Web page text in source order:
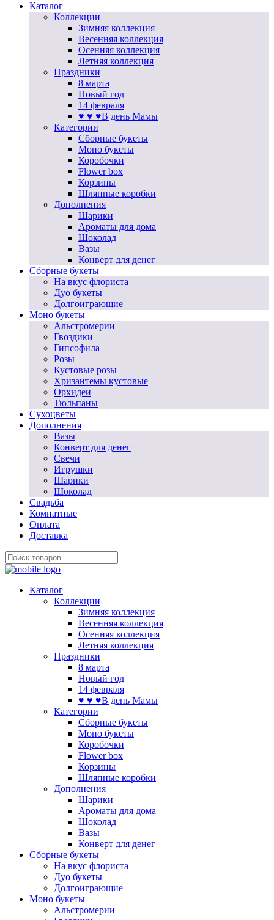
Каталог
Коллекции
Зимняя коллекция
Весенняя коллекция
Осенняя коллекция
Летняя коллекция
Праздники
8 марта
Новый год
14 февраля
♥ ♥ ♥В день Мамы
Категории
Сборные букеты
Моно букеты
Коробочки
Flower box
Корзины
Шляпные коробки
Дополнения
Шарики
Ароматы для дома
Шоколад
Вазы
Конверт для денег
Сборные букеты
На вкус флориста
Дуо букеты
Долгоиграющие
Моно букеты
Альстромерии
Гвоздики
Гипсофила
Розы
Кустовые розы
Хризантемы кустовые
Орхидеи
Тюльпаны
Сухоцветы
Дополнения
Вазы
Конверт для денег
Свечи
Игрушки
Шарики
Шоколад
Свадьба
Комнатные
Оплата
Доставка
Каталог
Коллекции
Зимняя коллекция
Весенняя коллекция
Осенняя коллекция
Летняя коллекция
Праздники
8 марта
Новый год
14 февраля
♥ ♥ ♥В день Мамы
Категории
Сборные букеты
Моно букеты
Коробочки
Flower box
Корзины
Шляпные коробки
Дополнения
Шарики
Ароматы для дома
Шоколад
Вазы
Конверт для денег
Сборные букеты
На вкус флориста
Дуо букеты
Долгоиграющие
Моно букеты
Альстромерии